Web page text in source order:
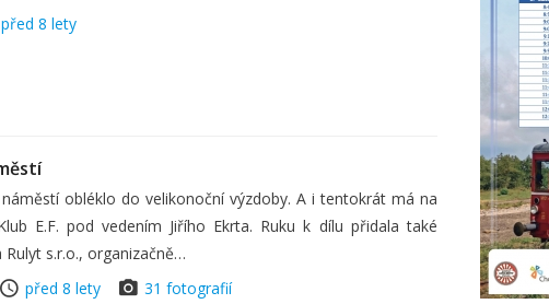
před 8 lety
obléklo do velikonoční výzdoby. A i tentokrát má na
E.F. pod vedením Jiřího Ekrta. Ruku k dílu přidala také
s.r.o., organizačně…
před 8 lety 31 fotografií